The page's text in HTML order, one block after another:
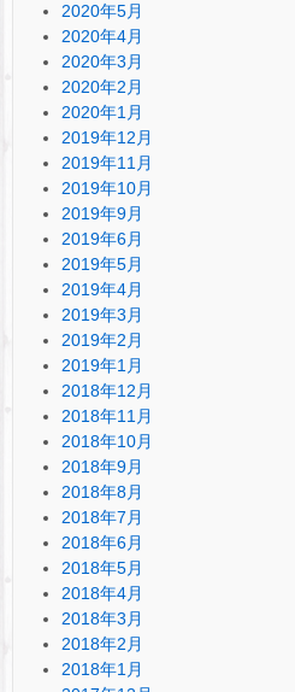
2020年5月
2020年4月
2020年3月
2020年2月
2020年1月
2019年12月
2019年11月
2019年10月
2019年9月
2019年6月
2019年5月
2019年4月
2019年3月
2019年2月
2019年1月
2018年12月
2018年11月
2018年10月
2018年9月
2018年8月
2018年7月
2018年6月
2018年5月
2018年4月
2018年3月
2018年2月
2018年1月